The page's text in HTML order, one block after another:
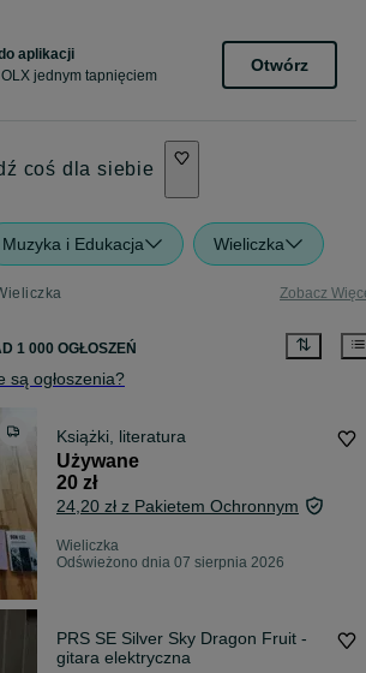
aplikacji
jednym tapnięciem
Otwórz
coś dla siebie
Muzyka i Edukacja Wieliczka
Zobacz
1 000 OGŁOSZEŃ
są ogłoszenia?
Książki, literatura
Używane
20 zł
24,20 zł z Pakietem Ochronnym
Wieliczka
Odświeżono dnia 07 sierpnia 2026
PRS SE Silver Sky Dragon Fruit -
gitara elektryczna